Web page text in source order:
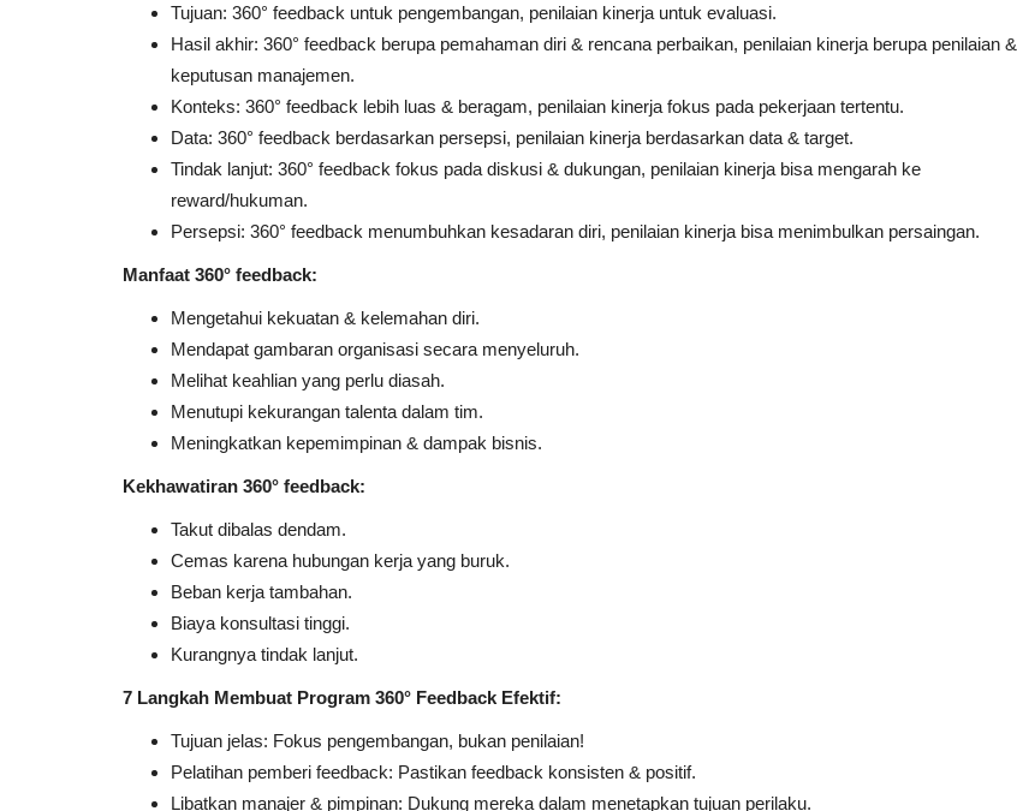
Tujuan: 360° feedback untuk pengembangan, penilaian kinerja untuk evaluasi.
Hasil akhir: 360° feedback berupa pemahaman diri & rencana perbaikan, penilaian kinerja berupa penilaian &
keputusan manajemen.
Konteks: 360° feedback lebih luas & beragam, penilaian kinerja fokus pada pekerjaan tertentu.
Data: 360° feedback berdasarkan persepsi, penilaian kinerja berdasarkan data & target.
Tindak lanjut: 360° feedback fokus pada diskusi & dukungan, penilaian kinerja bisa mengarah ke
reward/hukuman.
Persepsi: 360° feedback menumbuhkan kesadaran diri, penilaian kinerja bisa menimbulkan persaingan.
Manfaat 360° feedback:
Mengetahui kekuatan & kelemahan diri.
Mendapat gambaran organisasi secara menyeluruh.
Melihat keahlian yang perlu diasah.
Menutupi kekurangan talenta dalam tim.
Meningkatkan kepemimpinan & dampak bisnis.
Kekhawatiran 360° feedback:
Takut dibalas dendam.
Cemas karena hubungan kerja yang buruk.
Beban kerja tambahan.
Biaya konsultasi tinggi.
Kurangnya tindak lanjut.
7 Langkah Membuat Program 360° Feedback Efektif:
Tujuan jelas: Fokus pengembangan, bukan penilaian!
Pelatihan pemberi feedback: Pastikan feedback konsisten & positif.
Libatkan manajer & pimpinan: Dukung mereka dalam menetapkan tujuan perilaku.